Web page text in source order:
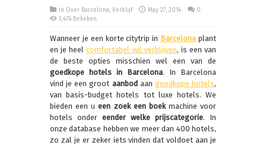
in Over Barcelona, Verblijf May 27, 2014
0
3,476 Bekeken
Wanneer je een korte citytrip in Barcelona plant
en je heelcomfortabel wil verblijven, is een van
de beste opties misschien wel een van de
goedkope hotels in Barcelona. In Barcelona
vind je een groot aanbod aan goedkope hotels,
van basis-budget hotels tot luxe hotels. We
bieden een ueen zoek een boekmachine voor
hotels onder eender welke prijscategorie. In
onze database hebben we meer dan 400 hotels,
zo zal je er zeker iets vinden dat voldoet aan je